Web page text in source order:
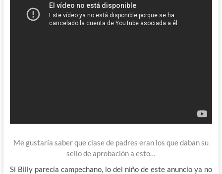
Me gustaría saber que clase de padres eran los que daban su
sello de aprobación a esto…
Si Billy parecía campechano, lo del niño de este anuncio ya no